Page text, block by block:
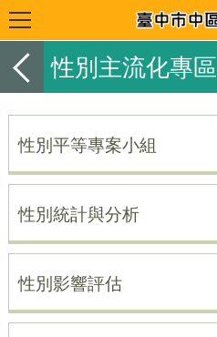
性別主流化專區
性別平等專案小組
性別統計與分析
性別影響評估